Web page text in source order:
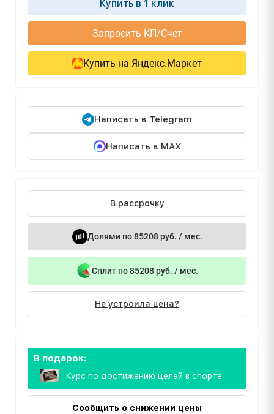
Купить в 1 клик
Запросить КП/Счет
Купить на Яндекс.Маркет
Написать в Telegram
Написать в MAX
В рассрочку
Долями по 85208 руб. / мес.
Сплит по 85208 руб. / мес.
Не устроила цена?
В подарок:
Курс по достижению целей в спорте
Сообщить о снижении цены